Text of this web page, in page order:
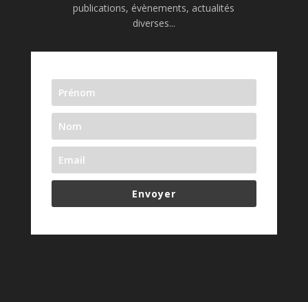
publications, évènements, actualités
diverses...
Envoyer